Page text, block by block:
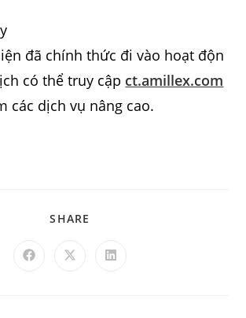
đã chính thức đi vào hoạt độn
có thể truy cập ct.amillex.com
các dịch vụ nâng cao.
SHARE